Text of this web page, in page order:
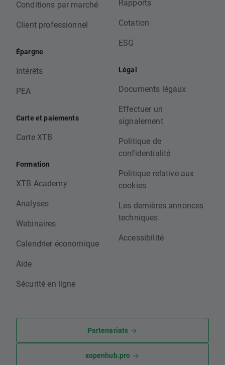
Conditions par marché
Client professionnel
Épargne
Intérêts
PEA
Carte et paiements
Carte XTB
Formation
XTB Academy
Analyses
Webinaires
Calendrier économique
Aide
Sécurité en ligne
Rapports
Cotation
ESG
Légal
Documents légaux
Effectuer un
signalement
Politique de
confidentialité
Politique relative aux
cookies
Les dernières annonces
techniques
Accessibilité
Partenariats
xopenhub.pro